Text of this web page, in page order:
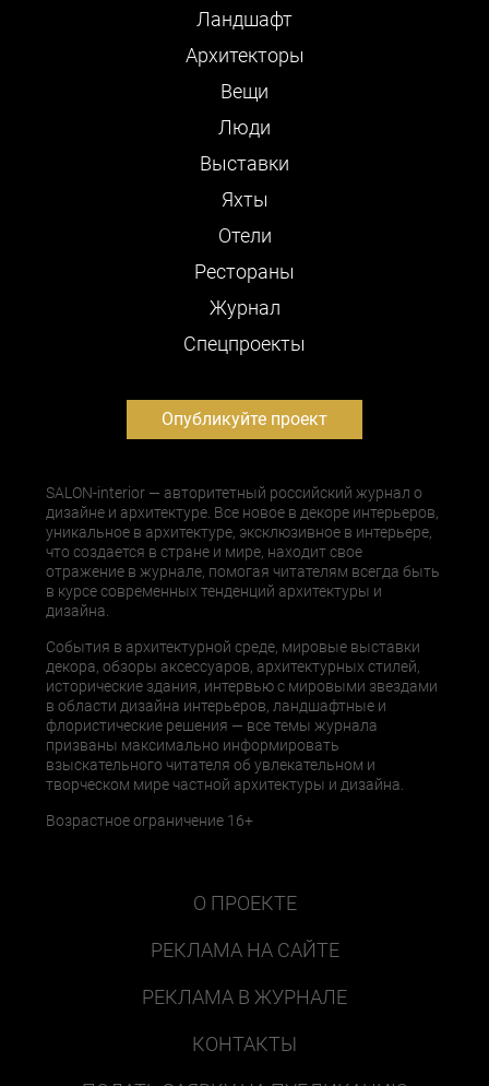
Ландшафт
Архитекторы
Вещи
Люди
Выставки
Яхты
Отели
Рестораны
Журнал
Cпецпроекты
Опубликуйте проект
SALON-interior — авторитетный российский журнал о
дизайне и архитектуре. Все новое в декоре интерьеров,
уникальное в архитектуре, эксклюзивное в интерьере,
что создается в стране и мире, находит свое
отражение в журнале, помогая читателям всегда быть
в курсе современных тенденций архитектуры и
дизайна.
События в архитектурной среде, мировые выставки
декора, обзоры аксессуаров, архитектурных стилей,
исторические здания, интервью с мировыми звездами
в области дизайна интерьеров, ландшафтные и
флористические решения — все темы журнала
призваны максимально информировать
взыскательного читателя об увлекательном и
творческом мире частной архитектуры и дизайна.
Возрастное ограничение 16+
О ПРОЕКТЕ
РЕКЛАМА НА САЙТЕ
РЕКЛАМА В ЖУРНАЛЕ
КОНТАКТЫ